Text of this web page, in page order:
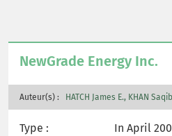
NewGrade Energy Inc.
Auteur(s) : HATCH James E. KHAN Saqib
Type :
In April